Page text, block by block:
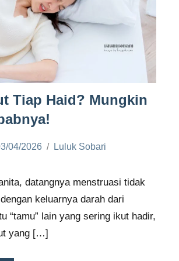
Tiap Haid? Mungkin
04/2026
Luluk Sobari
datangnya menstruasi tidak
keluarnya darah dari
“tamu” lain yang sering ikut hadir,
yang […]